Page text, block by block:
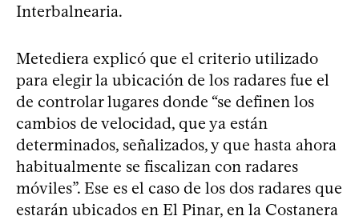
Interbalnearia.
Metediera explicó que el criterio utilizado
para elegir la ubicación de los radares fue el
de controlar lugares donde “se definen los
cambios de velocidad, que ya están
determinados, señalizados, y que hasta ahora
habitualmente se fiscalizan con radares
móviles”. Ese es el caso de los dos radares que
estarán ubicados en El Pinar, en la Costanera